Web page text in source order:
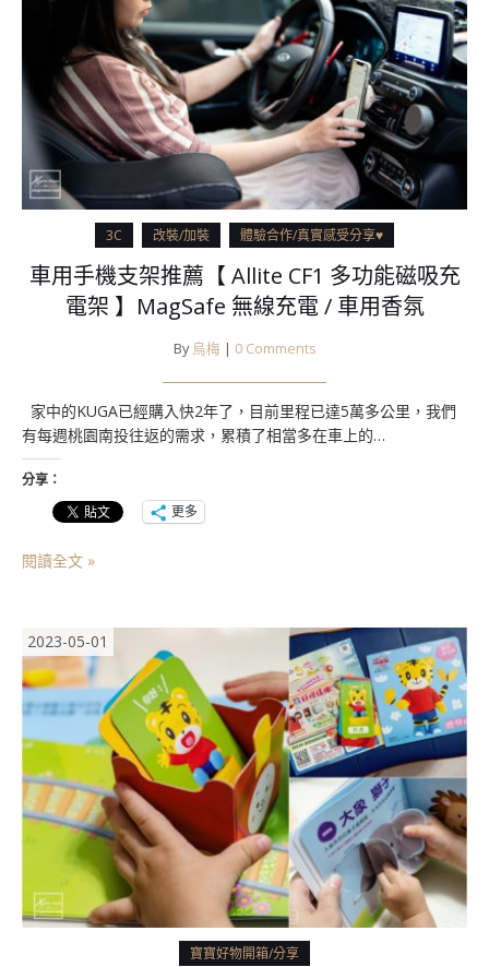
3C 改裝/加裝 體驗合作/真實感受分享♥
車用手機支架推薦【 Allite CF1 多功能磁吸充
電架 】MagSafe 無線充電 / 車用香氛
By 烏梅 | 0 Comments
家中的KUGA已經購入快2年了，目前里程已達5萬多公里，我們
有每週桃園南投往返的需求，累積了相當多在車上的…
分享：
更多
閱讀全文 »
2023-05-01
寶寶好物開箱/分享